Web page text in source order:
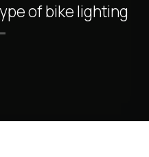
of bike lighting